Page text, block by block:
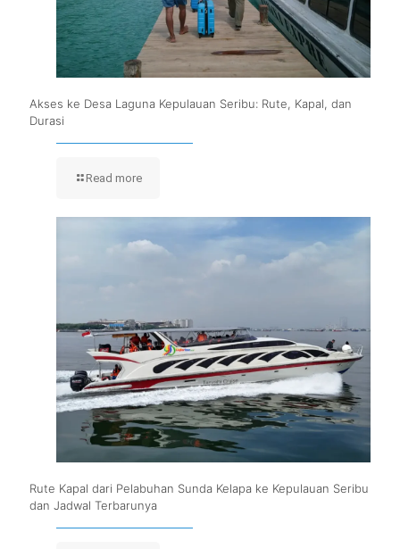
Akses ke Desa Laguna Kepulauan Seribu: Rute, Kapal, dan
Durasi
Read more
Rute Kapal dari Pelabuhan Sunda Kelapa ke Kepulauan Seribu
dan Jadwal Terbarunya